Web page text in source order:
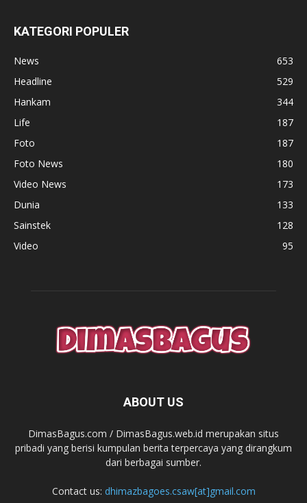
KATEGORI POPULER
News
653
Headline
529
Hankam
344
Life
187
Foto
187
Foto News
180
Video News
173
Dunia
133
Sainstek
128
Video
95
ABOUT US
DimasBagus.com / DimasBagus.web.id merupakan situs
pribadi yang berisi kumpulan berita terpercaya yang dirangkum
dari berbagai sumber.
Contact us: dhimazbagoes.csaw[at]gmail.com